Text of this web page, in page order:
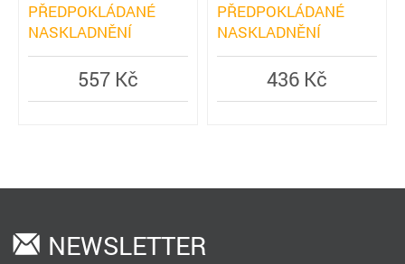
PŘEDPOKLÁDANÉ
NASKLADNĚNÍ
557 Kč
PŘEDPOKLÁDANÉ
NASKLADNĚNÍ
436 Kč
NEWSLETTER